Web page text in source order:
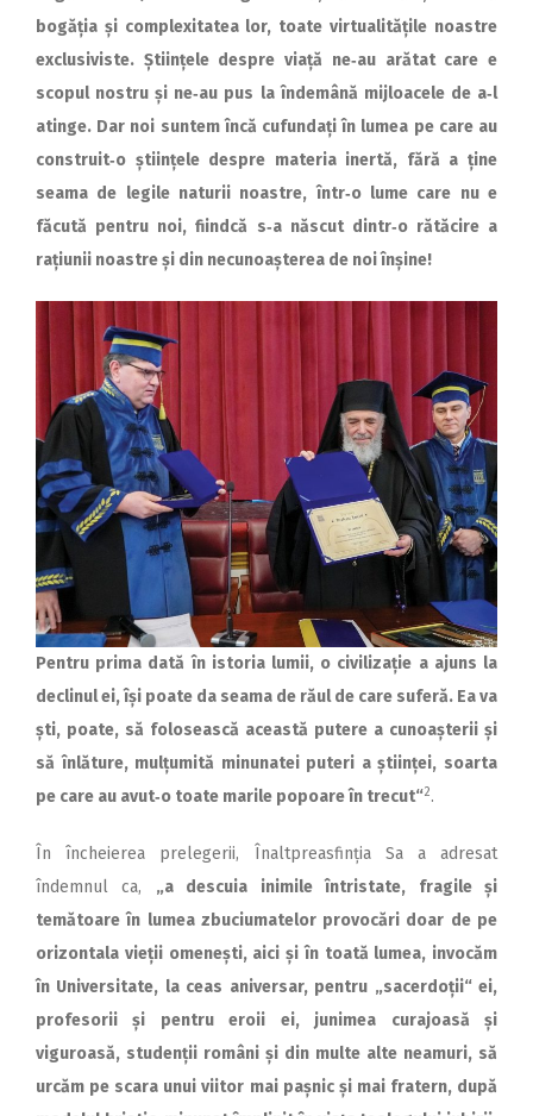
bogăția și complexitatea lor, toate virtualitățile noastre
exclusiviste. Științele despre viață ne‑au arătat care e
scopul nostru și ne‑au pus la îndemână mijloacele de a‑l
atinge. Dar noi suntem încă cufundați în lumea pe care au
construit‑o științele despre materia inertă, fără a ține
seama de legile naturii noastre, într‑o lume care nu e
făcută pentru noi, fiindcă s‑a născut dintr‑o rătăcire a
rațiunii noastre și din necunoașterea de noi înșine!
Pentru prima dată în istoria lumii, o civilizație a ajuns la
declinul ei, își poate da seama de răul de care suferă. Ea va
ști, poate, să folosească această putere a cunoașterii și
să înlăture, mulțumită minunatei puteri a științei, soarta
pe care au avut‑o toate marile popoare în trecut“2.
În încheierea prelegerii, Înalt­preasfinția Sa a adresat
îndemnul ca, „a descuia inimile întristate, fragile și
temătoare în lumea zbuciumatelor provocări doar de pe
orizontala vieții omenești, aici și în toată lumea, invocăm
în Universitate, la ceas aniversar, pentru „sacerdoții“ ei,
profesorii și pentru eroii ei, junimea curajoasă și
viguroasă, studenții români și din multe alte neamuri, să
urcăm pe scara unui viitor mai pașnic și mai fratern, după